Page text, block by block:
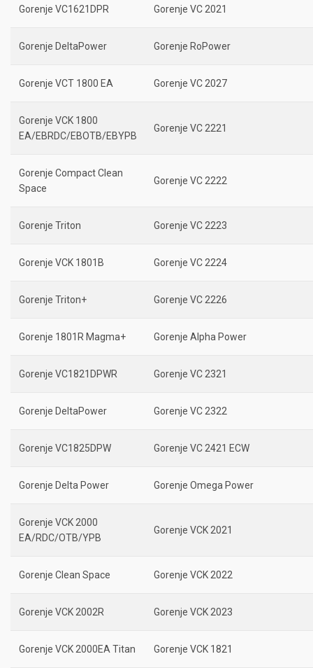
Gorenje VC1621DPR Gorenje VC 2021
Gorenje DeltaPower Gorenje RoPower
Gorenje VCT 1800 EA Gorenje VC 2027
Gorenje VCK 1800
EA/EBRDC/EBOTB/EBYPB
Gorenje VC 2221
Gorenje Compact Clean
Space
Gorenje VC 2222
Gorenje Triton Gorenje VC 2223
Gorenje VCK 1801B Gorenje VC 2224
Gorenje Triton+ Gorenje VC 2226
Gorenje 1801R Magma+ Gorenje Alpha Power
Gorenje VC1821DPWR Gorenje VC 2321
Gorenje DeltaPower Gorenje VC 2322
Gorenje VC1825DPW Gorenje VC 2421 ECW
Gorenje Delta Power Gorenje Omega Power
Gorenje VCK 2000
EA/RDC/OTB/YPB
Gorenje VCK 2021
Gorenje Clean Space Gorenje VCK 2022
Gorenje VCK 2002R Gorenje VCK 2023
Gorenje VCK 2000EA Titan Gorenje VCK 1821